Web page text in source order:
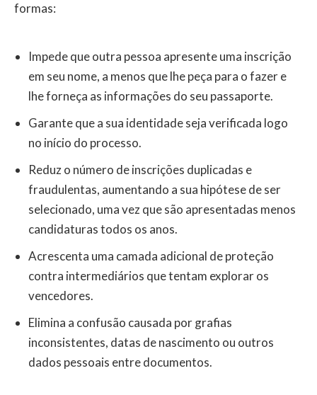
formas:
Impede que outra pessoa apresente uma inscrição
em seu nome, a menos que lhe peça para o fazer e
lhe forneça as informações do seu passaporte.
Garante que a sua identidade seja verificada logo
no início do processo.
Reduz o número de inscrições duplicadas e
fraudulentas, aumentando a sua hipótese de ser
selecionado, uma vez que são apresentadas menos
candidaturas todos os anos.
Acrescenta uma camada adicional de proteção
contra intermediários que tentam explorar os
vencedores.
Elimina a confusão causada por grafias
inconsistentes, datas de nascimento ou outros
dados pessoais entre documentos.